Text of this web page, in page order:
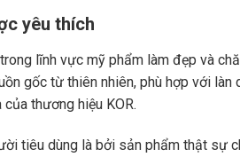
yêu thích
lĩnh vực mỹ phẩm làm đẹp và
gốc từ thiên nhiên, phù hợp với
thương hiệu KOR.
tiêu dùng là bởi sản phẩm thật sự